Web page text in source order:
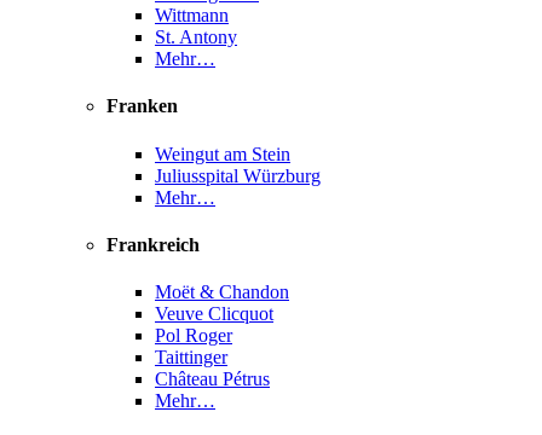
Wittmann
St. Antony
Mehr…
Franken
Weingut am Stein
Juliusspital Würzburg
Mehr…
Frankreich
Moët & Chandon
Veuve Clicquot
Pol Roger
Taittinger
Château Pétrus
Mehr…